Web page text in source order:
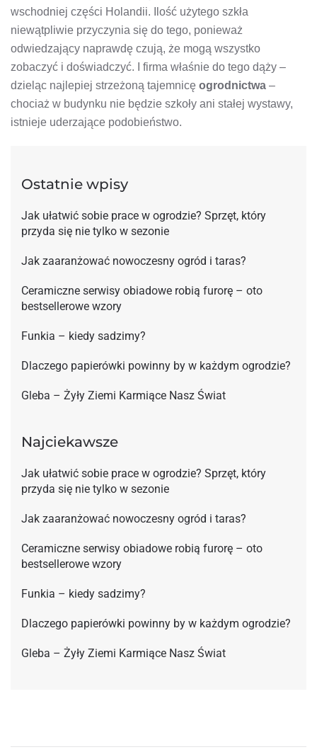
wschodniej części Holandii. Ilość użytego szkła
niewątpliwie przyczynia się do tego, ponieważ
odwiedzający naprawdę czują, że mogą wszystko
zobaczyć i doświadczyć. I firma właśnie do tego dąży –
dzieląc najlepiej strzeżoną tajemnicę ogrodnictwa –
chociaż w budynku nie będzie szkoły ani stałej wystawy,
istnieje uderzające podobieństwo.
Ostatnie wpisy
Jak ułatwić sobie prace w ogrodzie? Sprzęt, który
przyda się nie tylko w sezonie
Jak zaaranżować nowoczesny ogród i taras?
Ceramiczne serwisy obiadowe robią furorę – oto
bestsellerowe wzory
Funkia – kiedy sadzimy?
Dlaczego papierówki powinny by w każdym ogrodzie?
Gleba – Żyły Ziemi Karmiące Nasz Świat
Najciekawsze
Jak ułatwić sobie prace w ogrodzie? Sprzęt, który
przyda się nie tylko w sezonie
Jak zaaranżować nowoczesny ogród i taras?
Ceramiczne serwisy obiadowe robią furorę – oto
bestsellerowe wzory
Funkia – kiedy sadzimy?
Dlaczego papierówki powinny by w każdym ogrodzie?
Gleba – Żyły Ziemi Karmiące Nasz Świat